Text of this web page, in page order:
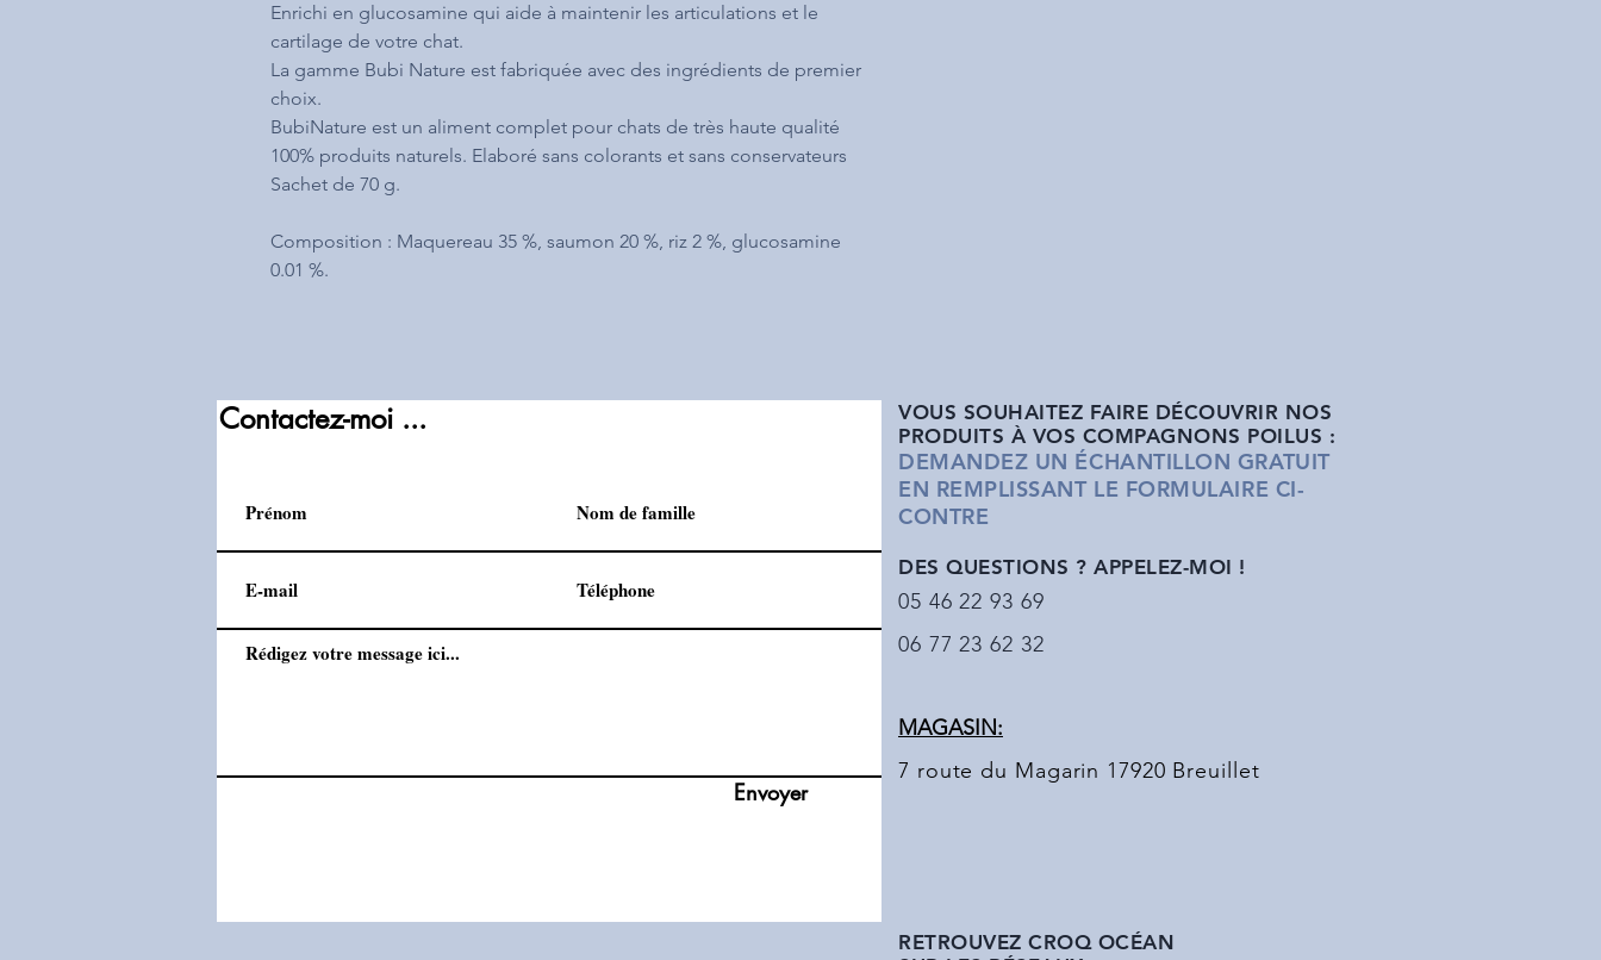
Enrichi en glucosamine qui aide à maintenir les articulations et le
cartilage de votre chat.
La gamme Bubi Nature est fabriquée avec des ingrédients de premier
choix.
BubiNature est un aliment complet pour chats de très haute qualité
100% produits naturels. Elaboré sans colorants et sans conservateurs
Sachet de 70 g.
Composition : Maquereau 35 %, saumon 20 %, riz 2 %, glucosamine
0.01 %.
Contactez-moi ...
Envoyer
VOUS SOUHAITEZ FAIRE DÉCOUVRIR NOS
PRODUITS À VOS COMPAGNONS POILUS :
DEMANDEZ UN ÉCHANTILLON GRATUIT
EN REMPLISSANT LE FORMULAIRE CI-
CONTRE
DES QUESTIONS ? APPELEZ-MOI !
05 46 22 93 69
06 77 23 62 32
MAGASIN:
7 route du Magarin 17920 Breuillet
RETROUVEZ CROQ OCÉAN